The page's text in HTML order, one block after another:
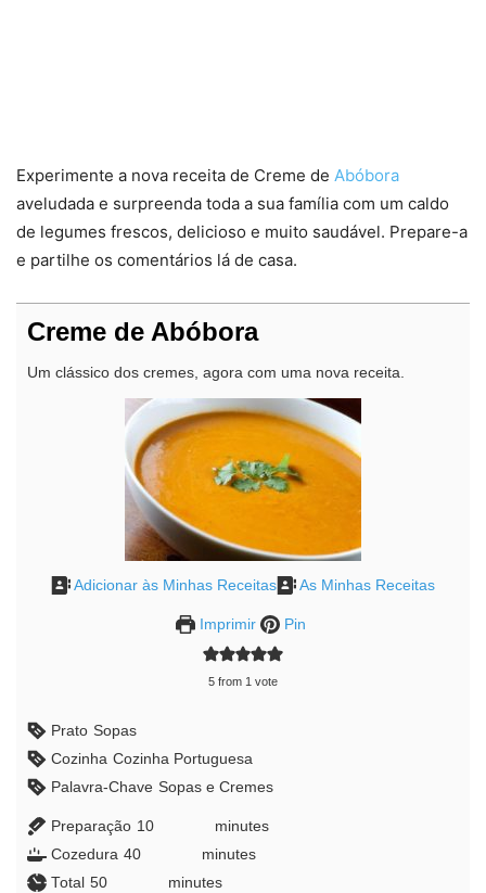
Experimente a nova receita de Creme de Abóbora
aveludada e surpreenda toda a sua família com um caldo
de legumes frescos, delicioso e muito saudável. Prepare-a
e partilhe os comentários lá de casa.
Creme de Abóbora
Um clássico dos cremes, agora com uma nova receita.
Adicionar às Minhas Receitas As Minhas Receitas
Imprimir Pin
5 from 1 vote
Prato Sopas
Cozinha Cozinha Portuguesa
Palavra-Chave Sopas e Cremes
Preparação 10minutes
minutes
Cozedura 40minutes
minutes
Total 50minutes minutes